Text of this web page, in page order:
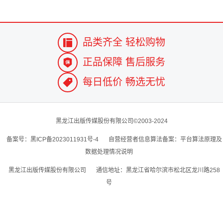
品类齐全 轻松购物
正品保障 售后服务
每日低价 畅选无忧
黑龙江出版传媒股份有限公司©2003-2024
备案号：黑ICP备2023011931号-4
自营经营者信息算法备案：平台算法原理及
数据处理情况说明
黑龙江出版传媒股份有限公司
通信地址：黑龙江省哈尔滨市松北区龙川路258
号